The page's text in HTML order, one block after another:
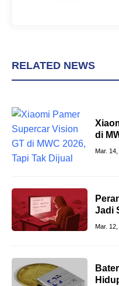
RELATED NEWS
di
Mar.
Jadi
Mar.